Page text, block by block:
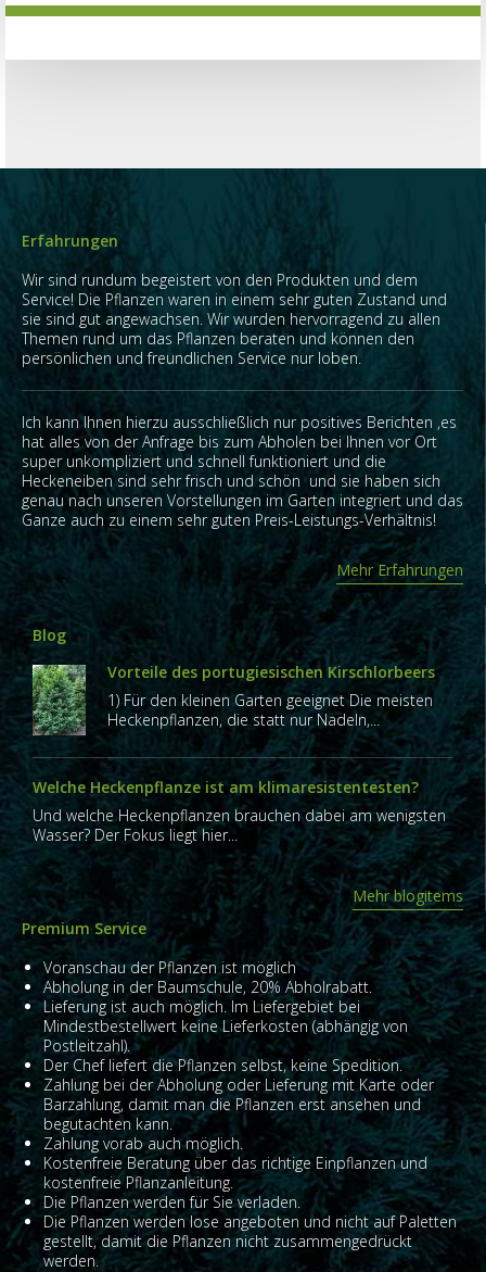
Erfahrungen
Wir sind rundum begeistert von den Produkten und dem
Service! Die Pflanzen waren in einem sehr guten Zustand und
sie sind gut angewachsen. Wir wurden hervorragend zu allen
Themen rund um das Pflanzen beraten und können den
persönlichen und freundlichen Service nur loben.
Ich kann Ihnen hierzu ausschließlich nur positives Berichten ,es
hat alles von der Anfrage bis zum Abholen bei Ihnen vor Ort
super unkompliziert und schnell funktioniert und die
Heckeneiben sind sehr frisch und schön und sie haben sich
genau nach unseren Vorstellungen im Garten integriert und das
Ganze auch zu einem sehr guten Preis-Leistungs-Verhältnis!
Mehr Erfahrungen
Blog
Vorteile des portugiesischen Kirschlorbeers
1) Für den kleinen Garten geeignet Die meisten
Heckenpflanzen, die statt nur Nadeln,...
Welche Heckenpflanze ist am klimaresistentesten?
Und welche Heckenpflanzen brauchen dabei am wenigsten
Wasser? Der Fokus liegt hier...
Mehr blogitems
Premium Service
Voranschau der Pflanzen ist möglich
Abholung in der Baumschule, 20% Abholrabatt.
Lieferung ist auch möglich. Im Liefergebiet bei
Mindestbestellwert keine Lieferkosten (abhängig von
Postleitzahl).
Der Chef liefert die Pflanzen selbst, keine Spedition.
Zahlung bei der Abholung oder Lieferung mit Karte oder
Barzahlung, damit man die Pflanzen erst ansehen und
begutachten kann.
Zahlung vorab auch möglich.
Kostenfreie Beratung über das richtige Einpflanzen und
kostenfreie Pflanzanleitung.
Die Pflanzen werden für Sie verladen.
Die Pflanzen werden lose angeboten und nicht auf Paletten
gestellt, damit die Pflanzen nicht zusammengedrückt
werden.